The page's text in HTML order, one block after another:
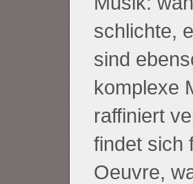
schlichte,
sind
komplexe
raffiniert
findet sich
Oeuvre,